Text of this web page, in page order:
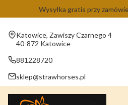
Wysyłka gratis przy
Adres:
Katowice, Zawiszy Czarnego 4
40-872 Katowice
881228720
sklep@strawhorses.pl